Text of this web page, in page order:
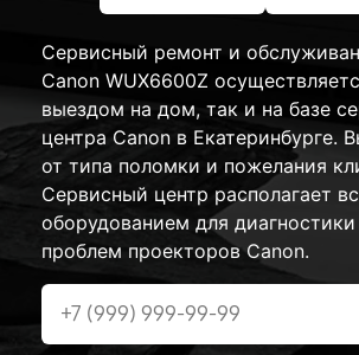
Сервисный ремонт и
Canon WUX6600Z
выездом на дом, так и на базе
центра Canon в Екатеринбурге.
от типа поломки и пожелания
Сервисный центр располагает
оборудованием для
проблем проекторов Canon.